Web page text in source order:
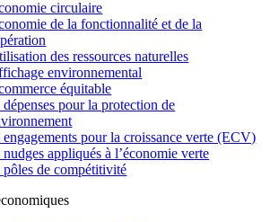
circulaire
de la fonctionnalité et de la
des ressources naturelles
environnemental
équitable
dépenses pour la protection de
engagements pour la croissance verte (ECV)
nudges appliqués à l’économie verte
pôles de compétitivité